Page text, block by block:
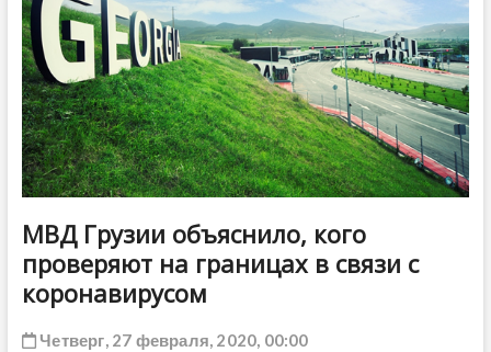
МВД Грузии объяснило, кого
проверяют на границах в связи с
коронавирусом
Четверг, 27 февраля, 2020, 00:00